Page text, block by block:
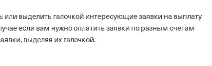
выделить галочкой интересующие заявки на выплату
если вам нужно оплатить заявки по разным счетам
выделяя их галочкой.